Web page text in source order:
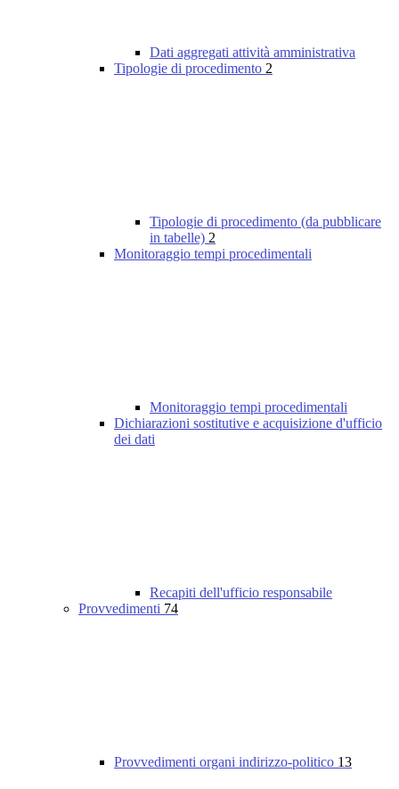
Dati aggregati attività amministrativa
Tipologie di procedimento 2
Tipologie di procedimento (da pubblicare
in tabelle) 2
Monitoraggio tempi procedimentali
Monitoraggio tempi procedimentali
Dichiarazioni sostitutive e acquisizione d'ufficio
dei dati
Recapiti dell'ufficio responsabile
Provvedimenti 74
Provvedimenti organi indirizzo-politico 13